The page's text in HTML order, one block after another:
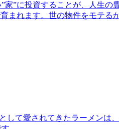
”に投資することが、人生の
まれます。世の物件をモテる
して愛されてきたラーメンは